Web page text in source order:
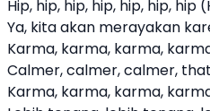
Hip, hip, hip, hip, hip, hip, hip
Ya, kita akan merayakan
Karma, karma, karma,
Calmer, calmer, calmer,
Karma, karma, karma,